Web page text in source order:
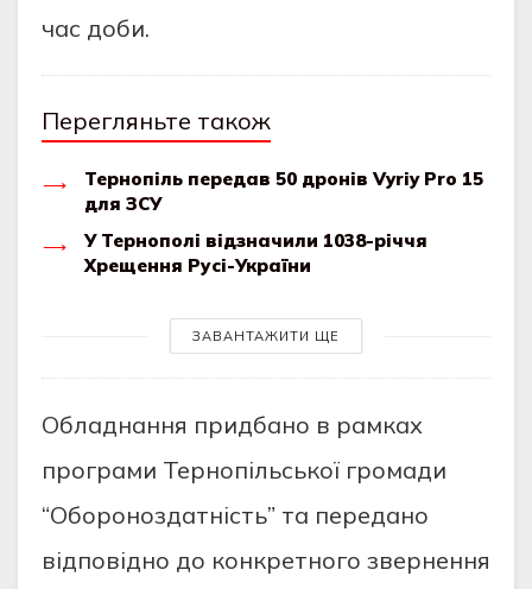
час доби.
Перегляньте також
Тернопіль передав 50 дронів Vyriy Pro 15
для ЗСУ
У Тернополі відзначили 1038-річчя
Хрещення Русі-України
ЗАВАНТАЖИТИ ЩЕ
Обладнання придбано в рамках
програми Тернопільської громади
“Обороноздатність” та передано
відповідно до конкретного звернення